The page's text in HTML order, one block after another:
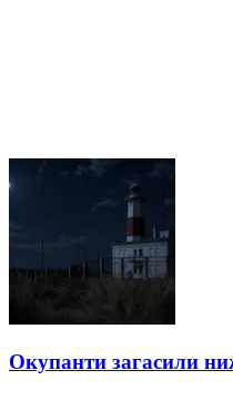
Окупанти загасили